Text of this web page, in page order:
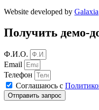
Website developed by Galaxia
Получить демо-
Ф.И.О.
Email
Телефон
Соглашаюсь с
Отправить запрос